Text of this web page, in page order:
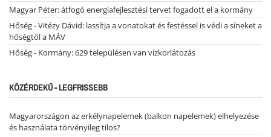
Magyar Péter: átfogó energiafejlesztési tervet fogadott el a kormány
Hőség - Vitézy Dávid: lassítja a vonatokat és festéssel is védi a síneket a
hőségtől a MÁV
Hőség - Kormány: 629 településen van vízkorlátozás
KÖZÉRDEKŰ - LEGFRISSEBB
Magyarországon az erkélynapelemek (balkon napelemek) elhelyezése
és használata törvényileg tilos?